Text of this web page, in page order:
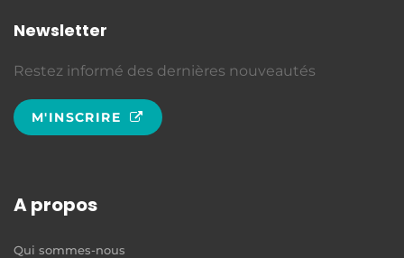
Newsletter
Restez informé des dernières nouveautés
M'INSCRIRE
A propos
Qui sommes-nous